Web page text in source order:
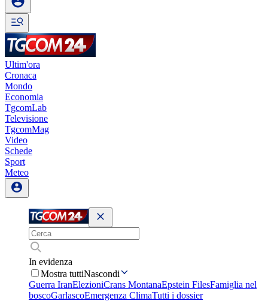
Ultim'ora
Cronaca
Mondo
Economia
TgcomLab
Televisione
TgcomMag
Video
Schede
Sport
Meteo
In evidenza
Mostra tuttiNascondi
Guerra IranElezioniCrans MontanaEpstein FilesFamiglia nel
boscoGarlascoEmergenza ClimaTutti i dossier